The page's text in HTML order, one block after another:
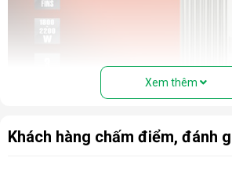
Thông tin chung về sản
Xem thêm
Khách hàng chấm điểm, đánh